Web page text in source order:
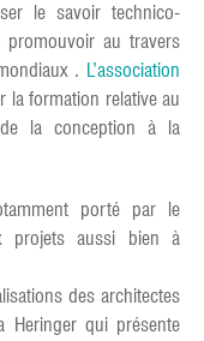
le savoir technico-
au travers
. L’association
la formation relative au
la conception à la
porté par le
projets aussi bien à
des architectes
Heringer qui présente